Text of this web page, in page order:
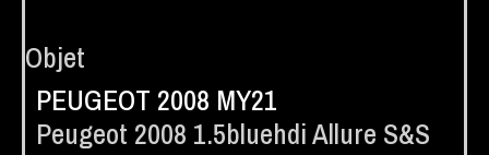
Objet
PEUGEOT 2008 MY21
Peugeot 2008 1.5bluehdi Allure S&s